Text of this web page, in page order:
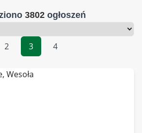
3802 ogłoszeń
2
3 4